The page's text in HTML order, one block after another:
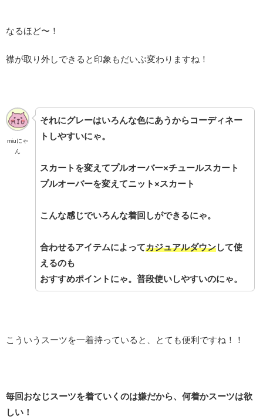
なるほど〜！
襟が取り外しできると印象もだいぶ変わりますね！
miuにゃ
ん
それにグレーはいろんな色にあうからコーディネー
トしやすいにゃ。
スカートを変えてプルオーバー×チュールスカート
プルオーバーを変えてニット×スカート
こんな感じでいろんな着回しができるにゃ。
合わせるアイテムによってカジュアルダウンして使
えるのも
おすすめポイントにゃ。普段使いしやすいのにゃ。
こういうスーツを一着持っていると、とても便利ですね！！
毎回おなじスーツを着ていくのは嫌だから、何着かスーツは欲
しい！